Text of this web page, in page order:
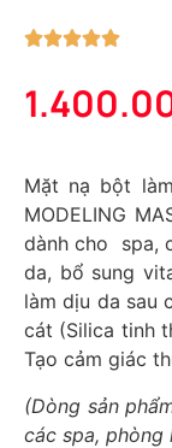
Mặt nạ bột
MODELING
dành cho spa,
da, bổ sung
làm dịu da sau
cát (Silica tinh
Tạo cảm giác
(Dòng sản
các spa, phòng